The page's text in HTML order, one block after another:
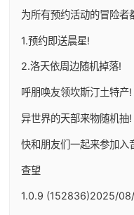
为所有预约活动的冒险
1.预约即送晨星!
2.洛天依周边随机掉落!
呼朋唤友领坎斯汀土特产!
异世界的天部来物随机抽!
快和朋友们一起来参加入
查望
1.0.9 (152836)2025/